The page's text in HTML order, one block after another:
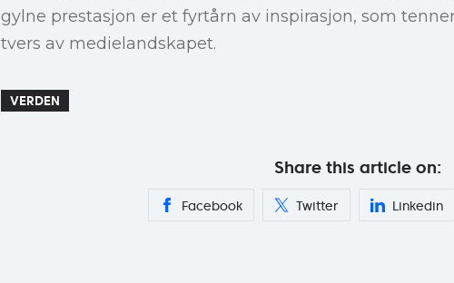
gylne prestasjon er et fyrtårn av inspirasjon, som
tvers av medielandskapet.
VERDEN
Share this article on:
Facebook Twitter Linkedin